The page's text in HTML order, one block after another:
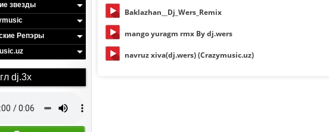
звезды
Репэры
dj.3x
Baklazhan__Dj_Wers_Remix
mango yuragm rmx By dj.wers
navruz xiva(dj.wers) (Crazymusic.uz)